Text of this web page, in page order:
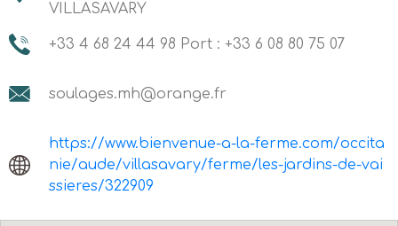
VILLASAVARY
+33 4 68 24 44 98 Port : +33 6 08 80 75 07
soulages.mh@orange.fr
https://www.bienvenue-a-la-ferme.com/occita
nie/aude/villasavary/ferme/les-jardins-de-vai
ssieres/322909